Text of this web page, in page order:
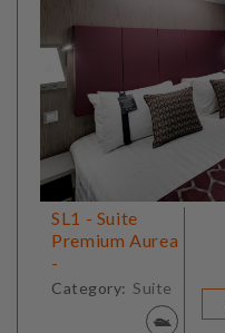
SL1 - Suite
Premium Aurea
-
Category: Suite